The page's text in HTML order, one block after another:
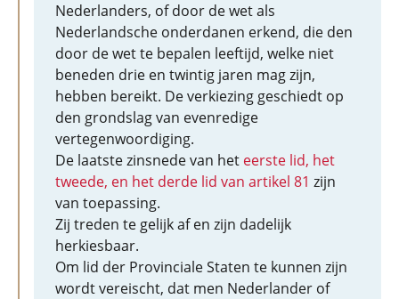
Nederlanders, of door de wet als
Nederlandsche onderdanen erkend, die den
door de wet te bepalen leeftijd, welke niet
beneden drie en twintig jaren mag zijn,
hebben bereikt. De verkiezing geschiedt op
den grondslag van evenredige
vertegenwoordiging.
De laatste zinsnede van het eerste lid, het
tweede, en het derde lid van artikel 81 zijn
van toepassing.
Zij treden te gelijk af en zijn dadelijk
herkiesbaar.
Om lid der Provinciale Staten te kunnen zijn
wordt vereischt, dat men Nederlander of